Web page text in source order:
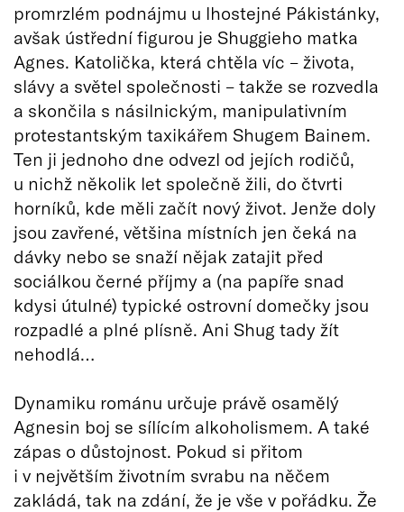
promrzlém podnájmu u lhostejné Pákistánky,
avšak ústřední figurou je Shuggieho matka
Agnes. Katolička, která chtěla víc – života,
slávy a světel společnosti – takže se rozvedla
a skončila s násilnickým, manipulativním
protestantským taxikářem Shugem Bainem.
Ten ji jednoho dne odvezl od jejích rodičů,
u nichž několik let společně žili, do čtvrti
horníků, kde měli začít nový život. Jenže doly
jsou zavřené, většina místních jen čeká na
dávky nebo se snaží nějak zatajit před
sociálkou černé příjmy a (na papíře snad
kdysi útulné) typické ostrovní domečky jsou
rozpadlé a plné plísně. Ani Shug tady žít
nehodlá…
Dynamiku románu určuje právě osamělý
Agnesin boj se sílícím alkoholismem. A také
zápas o důstojnost. Pokud si přitom
i v největším životním svrabu na něčem
zakládá, tak na zdání, že je vše v pořádku. Že